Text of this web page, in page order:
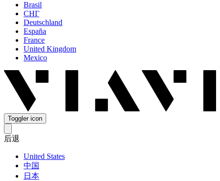
Brasil
СНГ
Deutschland
España
France
United Kingdom
Mexico
Toggler icon
后退
United States
中国
日本